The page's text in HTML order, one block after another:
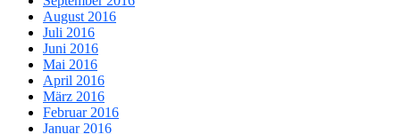
August 2016
Juli 2016
Juni 2016
Mai 2016
April 2016
März 2016
Februar 2016
Januar 2016